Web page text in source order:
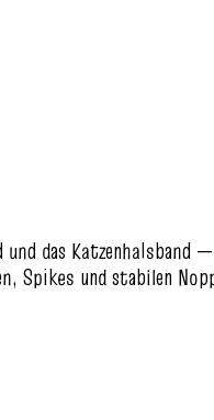
das Katzenhalsband
und stabilen